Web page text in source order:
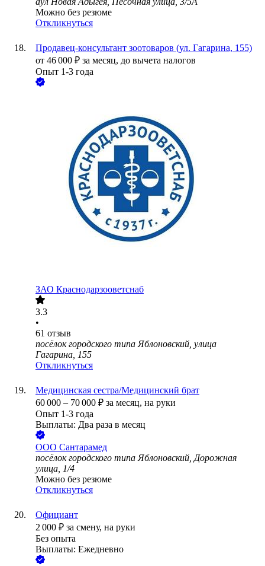
Можно без резюме
Откликнуться
Продавец-консультант зоотоваров (ул. Гагарина, 155)
от 46 000 ₽ за месяц, до вычета налогов
Опыт 1-3 года
ЗАО Краснодарзооветснаб
3.3
•
61 отзыв
посёлок городского типа Яблоновский, улица
Гагарина, 155
Откликнуться
Медицинская сестра/Медицинский брат
60 000 – 70 000 ₽ за месяц, на руки
Опыт 1-3 года
Выплаты: Два раза в месяц
ООО Сантарамед
посёлок городского типа Яблоновский, Дорожная
улица, 1/4
Можно без резюме
Откликнуться
Официант
2 000 ₽ за смену, на руки
Без опыта
Выплаты: Ежедневно